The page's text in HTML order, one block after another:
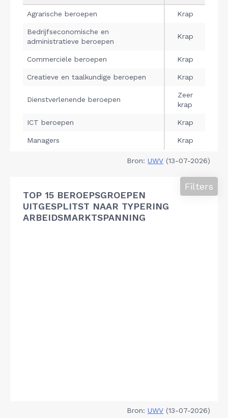
Bron: UWV (13-07-2026)
TOP 15 BEROEPSGROEPEN
UITGESPLITST NAAR TYPERING
ARBEIDSMARKTSPANNING
Filters
Bron: UWV (13-07-2026)